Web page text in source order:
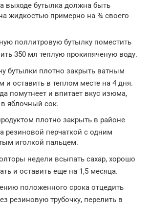
выходе бутылка должна быть
жидкостью примерно на ¾ своего
поллитровую бутылку поместить
350 мл теплую прокипяченую воду.
бутылки плотно закрыть ватным
и оставить в теплом месте на 4 дня.
помутнеет и впитает вкус изюма,
в яблочный сок.
плотно закрыть в районе
резиновой перчаткой с одним
иголкой пальцем.
недели всыпать сахар, хорошо
и оставить еще на 1,5 месяца.
положенного срока отцедить
резиновую трубочку, перелить в